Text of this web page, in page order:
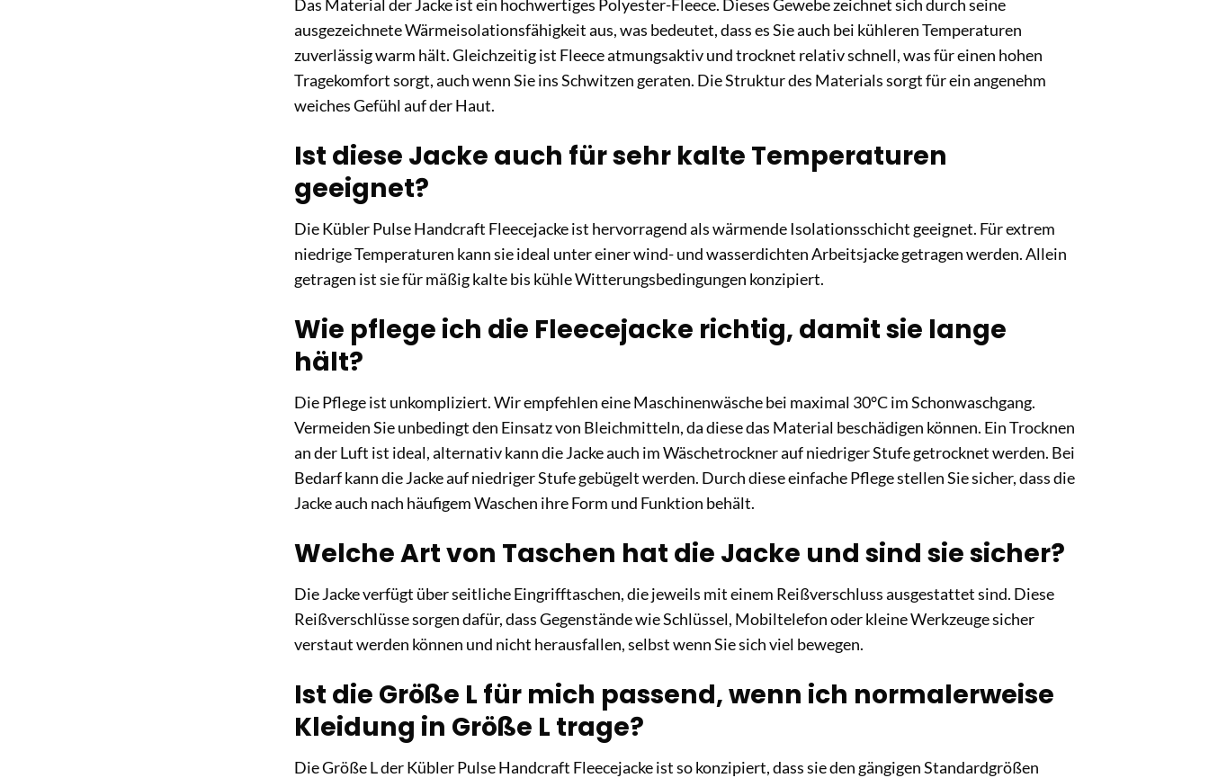
Das Material der Jacke ist ein hochwertiges Polyester-Fleece. Dieses Gewebe zeichnet sich durch seine
ausgezeichnete Wärmeisolationsfähigkeit aus, was bedeutet, dass es Sie auch bei kühleren Temperaturen
zuverlässig warm hält. Gleichzeitig ist Fleece atmungsaktiv und trocknet relativ schnell, was für einen hohen
Tragekomfort sorgt, auch wenn Sie ins Schwitzen geraten. Die Struktur des Materials sorgt für ein angenehm
weiches Gefühl auf der Haut.
Ist diese Jacke auch für sehr kalte Temperaturen
geeignet?
Die Kübler Pulse Handcraft Fleecejacke ist hervorragend als wärmende Isolationsschicht geeignet. Für extrem
niedrige Temperaturen kann sie ideal unter einer wind- und wasserdichten Arbeitsjacke getragen werden. Allein
getragen ist sie für mäßig kalte bis kühle Witterungsbedingungen konzipiert.
Wie pflege ich die Fleecejacke richtig, damit sie lange
hält?
Die Pflege ist unkompliziert. Wir empfehlen eine Maschinenwäsche bei maximal 30°C im Schonwaschgang.
Vermeiden Sie unbedingt den Einsatz von Bleichmitteln, da diese das Material beschädigen können. Ein Trocknen
an der Luft ist ideal, alternativ kann die Jacke auch im Wäschetrockner auf niedriger Stufe getrocknet werden. Bei
Bedarf kann die Jacke auf niedriger Stufe gebügelt werden. Durch diese einfache Pflege stellen Sie sicher, dass die
Jacke auch nach häufigem Waschen ihre Form und Funktion behält.
Welche Art von Taschen hat die Jacke und sind sie sicher?
Die Jacke verfügt über seitliche Eingrifftaschen, die jeweils mit einem Reißverschluss ausgestattet sind. Diese
Reißverschlüsse sorgen dafür, dass Gegenstände wie Schlüssel, Mobiltelefon oder kleine Werkzeuge sicher
verstaut werden können und nicht herausfallen, selbst wenn Sie sich viel bewegen.
Ist die Größe L für mich passend, wenn ich normalerweise
Kleidung in Größe L trage?
Die Größe L der Kübler Pulse Handcraft Fleecejacke ist so konzipiert, dass sie den gängigen Standardgrößen